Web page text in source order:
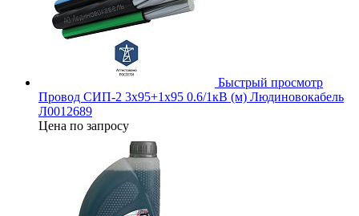
Быстрый просмотр
Провод СИП-2 3х95+1х95 0.6/1кВ (м) Людиновокабель
Л0012689
Цена по запросу